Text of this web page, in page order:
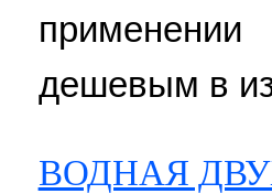
дешевым в
ВОДНАЯ